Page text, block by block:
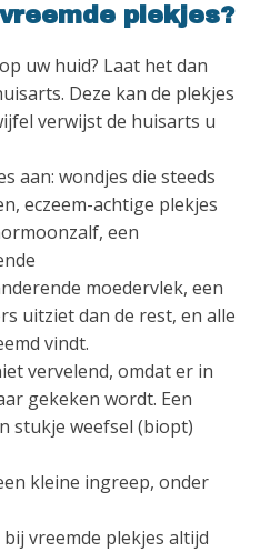
plekjes?
uw huid? Laat het dan
Deze kan de plekjes
verwijst de huisarts u
aan: wondjes die steeds
eczeem-achtige plekjes
een
moedervlek, een
uitziet dan de rest, en alle
vindt.
vervelend, omdat er in
gekeken wordt. Een
stukje weefsel (biopt)
kleine ingreep, onder
bij vreemde plekjes altijd